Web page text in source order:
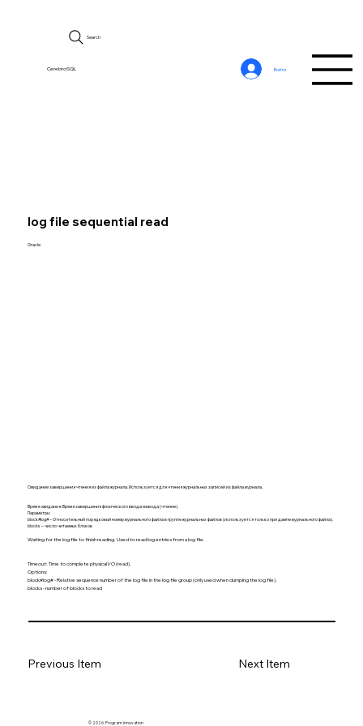
CerebroSQL
Search
Войти
log file sequential read
Oracle
Ожидание завершения чтения из файла журнала. Используется для чтения журнальных записей из файла журнала.
Время ожидания: Время завершения физического ввода-вывода (чтение).
Параметры:
block#log# – Относительный порядковый номер журнального файла в группе журнальных файлов (используется только при дампе журнального файла).
blocks – число читаемых блоков
Waiting for the log file to finish reading. Used to read log entries from a log file.
Timeout: Time to complete physical I/O (read).
Options:
block#log# - Relative sequence number of the log file in the log file group (only used when dumping the log file).
blocks - number of blocks to read
Previous Item Next Item
© 2026. Program innovation